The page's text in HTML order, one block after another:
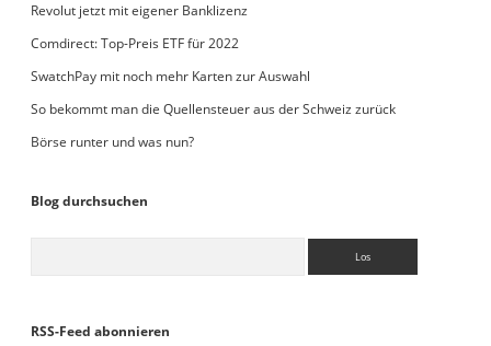
Revolut jetzt mit eigener Banklizenz
Comdirect: Top-Preis ETF für 2022
SwatchPay mit noch mehr Karten zur Auswahl
So bekommt man die Quellensteuer aus der Schweiz zurück
Börse runter und was nun?
Blog durchsuchen
RSS-Feed abonnieren